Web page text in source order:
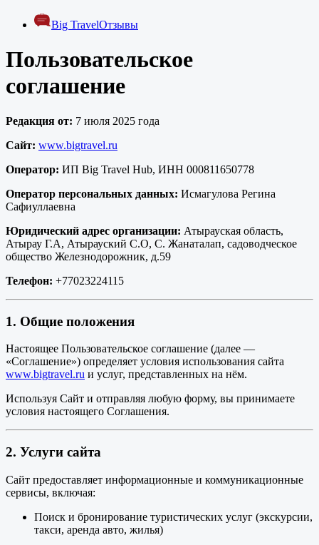
Big TravelОтзывы
Пользовательское
соглашение
Редакция от: 7 июля 2025 года
Сайт: www.bigtravel.ru
Оператор: ИП Big Travel Hub, ИНН 000811650778
Оператор персональных данных: Исмагулова Регина
Сафиуллаевна
Юридический адрес организации: Атырауская область,
Атырау Г.А, Атырауский С.О, С. Жанаталап, садоводческое
общество Железнодорожник, д.59
Телефон: +77023224115
1. Общие положения
Настоящее Пользовательское соглашение (далее —
«Соглашение») определяет условия использования сайта
www.bigtravel.ru и услуг, представленных на нём.
Используя Сайт и отправляя любую форму, вы принимаете
условия настоящего Соглашения.
2. Услуги сайта
Сайт предоставляет информационные и коммуникационные
сервисы, включая:
Поиск и бронирование туристических услуг (экскурсии,
такси, аренда авто, жилья)